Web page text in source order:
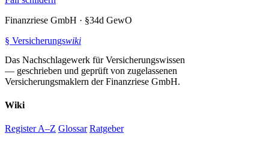
Finanzriese GmbH · §34d GewO
§ Versicherungswiki
Das Nachschlagewerk für Versicherungswissen
— geschrieben und geprüft von zugelassenen
Versicherungsmaklern der Finanzriese GmbH.
Wiki
Register A–Z Glossar Ratgeber